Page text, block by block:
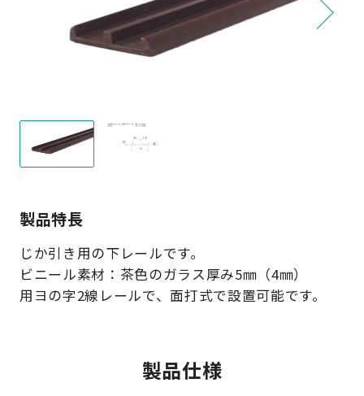
製品特長
じか引き用の下レールです。
ビニール素材：茶色のガラス厚み5㎜（4㎜）
用ヨの字2線レールで、面打式で設置可能です。
製品仕様